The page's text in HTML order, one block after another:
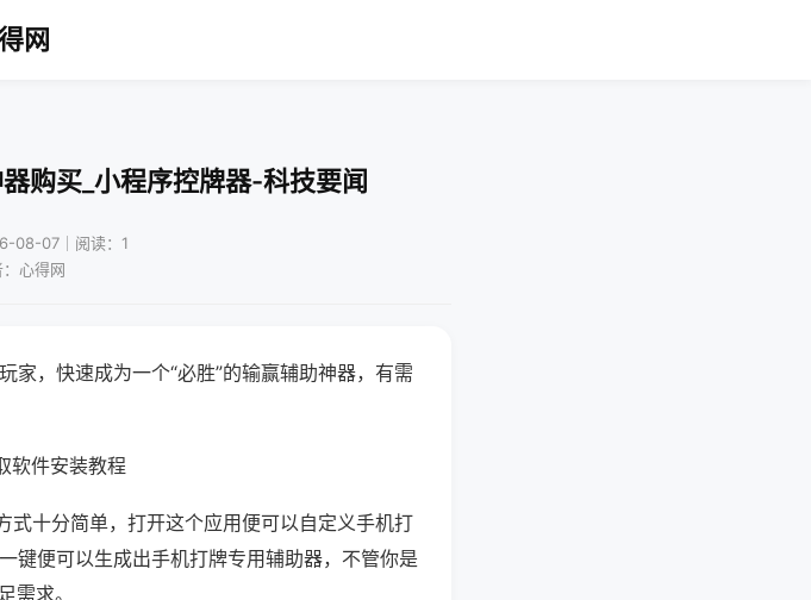
网
购买_小程序控牌器-科技要闻
08-07｜阅读：1
心得网
家，快速成为一个“必胜”的输赢辅助神器，有需
软件安装教程
式十分简单，打开这个应用便可以自定义手机打
键便可以生成出手机打牌专用辅助器，不管你是
需求。